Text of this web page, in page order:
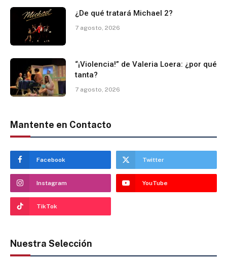
¿De qué tratará Michael 2?
7 agosto, 2026
“¡Violencia!” de Valeria Loera: ¿por qué
tanta?
7 agosto, 2026
Mantente en Contacto
Facebook Twitter
Instagram YouTube
TikTok
Nuestra Selección